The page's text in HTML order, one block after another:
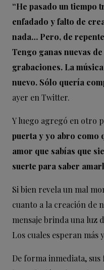
“He pasado un tiempo
enfadado y falto de
nada… Pero, de
Tengo ganas nuevas
grabaciones. La
nuevo. Sólo quería
ayer en Twitter.
Y luego agregó en otro
puerta y yo abro como
amor que sabías que
suerte para saber
Si bien revela un mal
cuanto a la creación de
mensaje brinda una luz
Los cuales esperan más
De forma inmediata,